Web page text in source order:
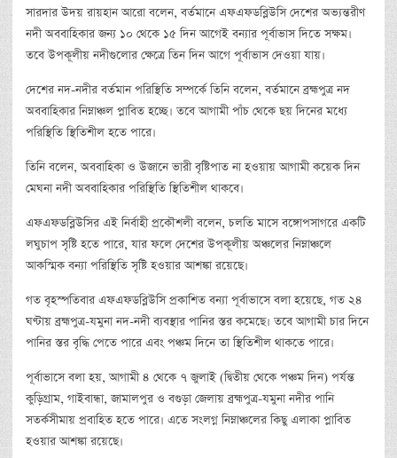
সারদার উদয় রায়হান আরো বলেন, বর্তমানে এফএফডব্লিউসি দেশের অভ্যন্তরীণ
নদী অববাহিকার জন্য ১০ থেকে ১৫ দিন আগেই বন্যার পূর্বাভাস দিতে সক্ষম।
তবে উপকূলীয় নদীগুলোর ক্ষেত্রে তিন দিন আগে পূর্বাভাস দেওয়া যায়।
দেশের নদ-নদীর বর্তমান পরিস্থিতি সম্পর্কে তিনি বলেন, বর্তমানে ব্রহ্মপুত্র নদ
অববাহিকার নিম্নাঞ্চল প্লাবিত হচ্ছে। তবে আগামী পাঁচ থেকে ছয় দিনের মধ্যে
পরিস্থিতি স্থিতিশীল হতে পারে।
তিনি বলেন, অববাহিকা ও উজানে ভারী বৃষ্টিপাত না হওয়ায় আগামী কয়েক দিন
মেঘনা নদী অববাহিকার পরিস্থিতি স্থিতিশীল থাকবে।
এফএফডব্লিউসির এই নির্বাহী প্রকৌশলী বলেন, চলতি মাসে বঙ্গোপসাগরে একটি
লঘুচাপ সৃষ্টি হতে পারে, যার ফলে দেশের উপকূলীয় অঞ্চলের নিম্নাঞ্চলে
আকস্মিক বন্যা পরিস্থিতি সৃষ্টি হওয়ার আশঙ্কা রয়েছে।
গত বৃহস্পতিবার এফএফডব্লিউসি প্রকাশিত বন্যা পূর্বাভাসে বলা হয়েছে, গত ২৪
ঘণ্টায় ব্রহ্মপুত্র-যমুনা নদ-নদী ব্যবস্থার পানির স্তর কমেছে। তবে আগামী চার দিনে
পানির স্তর বৃদ্ধি পেতে পারে এবং পঞ্চম দিনে তা স্থিতিশীল থাকতে পারে।
পূর্বাভাসে বলা হয়, আগামী ৪ থেকে ৭ জুলাই (দ্বিতীয় থেকে পঞ্চম দিন) পর্যন্ত
কুড়িগ্রাম, গাইবান্ধা, জামালপুর ও বগুড়া জেলায় ব্রহ্মপুত্র-যমুনা নদীর পানি
সতর্কসীমায় প্রবাহিত হতে পারে। এতে সংলগ্ন নিম্নাঞ্চলের কিছু এলাকা প্লাবিত
হওয়ার আশঙ্কা রয়েছে।